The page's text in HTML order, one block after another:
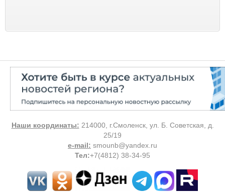
Наши координаты: 214000, г.Смоленск, ул. Б. Советская, д.
25/19
e-mail: smounb@yandex.ru
Тел:+7(4812) 38-34-95